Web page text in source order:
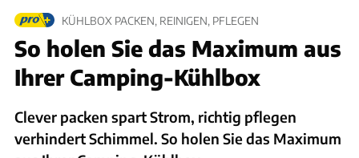
KÜHLBOX PACKEN, REINIGEN, PFLEGEN
So holen Sie das Maximum aus
Ihrer Camping-Kühlbox
Clever packen spart Strom, richtig pflegen
verhindert Schimmel. So holen Sie das Maximum